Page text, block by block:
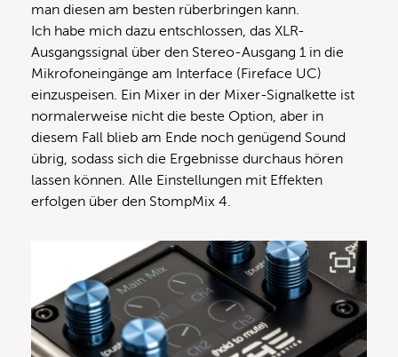
man diesen am besten rüberbringen kann.
Ich habe mich dazu entschlossen, das XLR-
Ausgangssignal über den Stereo-Ausgang 1 in die
Mikrofoneingänge am Interface (Fireface UC)
einzuspeisen. Ein Mixer in der Mixer-Signalkette ist
normalerweise nicht die beste Option, aber in
diesem Fall blieb am Ende noch genügend Sound
übrig, sodass sich die Ergebnisse durchaus hören
lassen können. Alle Einstellungen mit Effekten
erfolgen über den StompMix 4.